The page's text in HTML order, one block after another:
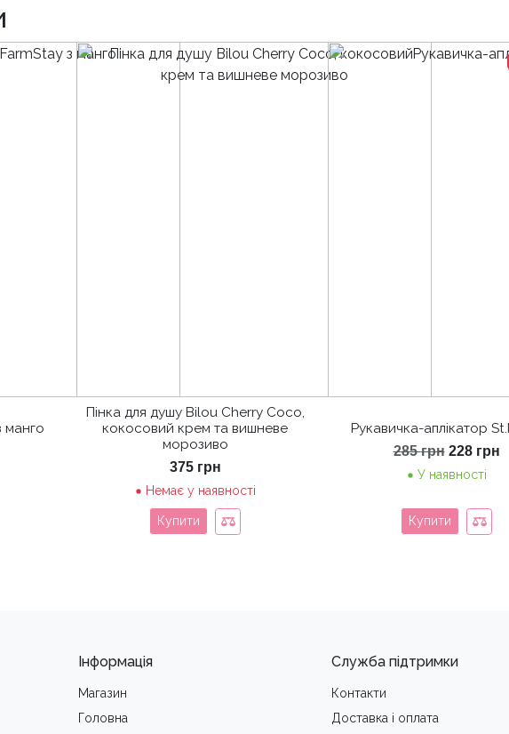
манго
Пінка для душу Bilou Cherry Coco,
кокосовий крем та вишневе
морозиво
375 грн
Немає у наявності
Купити
Рукавичка-аплікатор
285грн
285 грн.
228 грн
У наявності
Купити
Служба підтримки
Контакти
Доставка i оплата
Інформація
Магазин
Головна